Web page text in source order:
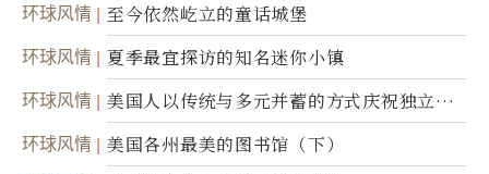
环球风情 至今依然屹立的童话城堡
环球风情 夏季最宜探访的知名迷你小镇
环球风情
美国人以传统与多元并蓄的方式庆祝独立日2
50周年
环球风情 美国各州最美的图书馆（下）